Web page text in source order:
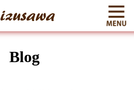
Blog